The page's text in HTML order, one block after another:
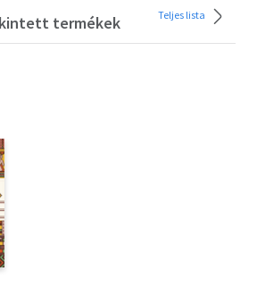
termékek Teljes lista